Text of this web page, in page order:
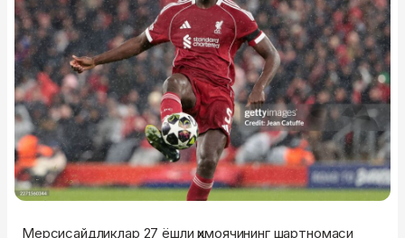
Мерсисайдликлар 27 ёшли ҳимоячининг шартномаси